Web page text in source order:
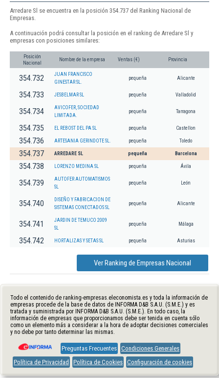
Arredare Sl se encuentra en la posición 354.737 del Ranking Nacional de
Empresas.
A continuación podrá consultar la posición en el ranking de Arredare Sl y
empresas con posiciones similares:
Posición
Nacional
Nombre de la empresa Ventas (€) Provincia
354.732
JUAN FRANCISCO
GINESTAR SL.
pequeña Alicante
354.733 JESBELMAR SL pequeña Valladolid
354.734
AVICOFER, SOCIEDAD
LIMITADA.
pequeña Tarragona
354.735 EL REBOST DEL PA SL pequeña Castellon
354.736 ARTESANIA GERINDOTE SL. pequeña Toledo
354.737 ARREDARE SL pequeña Barcelona
354.738 LORENZO MEDINA SL pequeña Ávila
354.739
AUTOFER AUTOMATISMOS
SL
pequeña León
354.740
DISEÑO Y FABRICACION DE
SISTEMAS CONECTADOS SL
pequeña Alicante
354.741
JARDIN DE TEMUCO 2009
SL
pequeña Málaga
354.742 HORTALIZAS Y SETAS SL pequeña Asturias
Ver Ranking de Empresas Nacional
Todo el contenido de ranking-empresas.eleconomista.es y toda la información de
empresas procede de la base de datos de INFORMA D&B S.A.U. (S.M.E.) y es
tratada y suministrada por INFORMA D&B S.A.U. (S.M.E.). En todo caso, la
información de empresas que proporcionamos debe ser tenida en cuenta sólo
como un elemento más a considerar a la hora de adoptar decisiones comerciales
y no debe por tanto determinar las mismas.
Preguntas Frecuentes Condiciones Generales
Política de Privacidad
Política de Cookies Configuración de cookies